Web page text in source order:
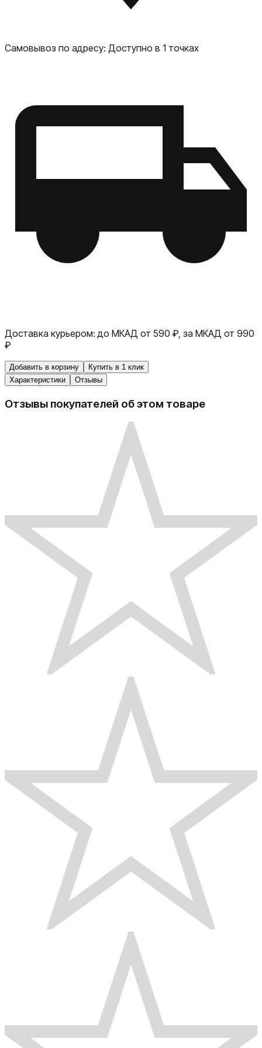
чехол встроен специальный держатель для Apple Pencil
изготовлен специалистами высокого класса и по всем
мировым стандартам качества, все это означает, что
Самовывоз по адресу: Доступно в 1 точках
Доставка курьером: до МКАД от 590 ₽, за МКАД от 990
₽
Добавить в корзину
Купить в 1 клик
Характеристики
Отзывы
Отзывы покупателей об этом товаре